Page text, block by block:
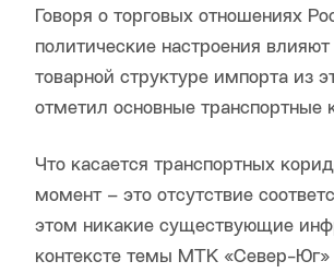
Говоря о торговых отношениях
политические настроения
товарной структуре импорта из
отметил основные транспортные
Что касается транспортных
момент – это отсутствие
этом никакие существующие
контексте темы МТК «Север-Юг»